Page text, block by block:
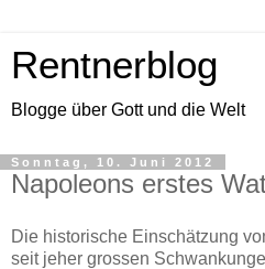
Rentnerblog
Blogge über Gott und die Welt
Sonntag, 10. Juni 2012
Napoleons erstes
Die historische Einschätzung
seit jeher grossen